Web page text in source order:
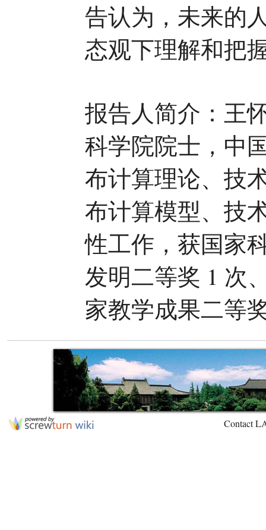
告认为，未来的
态观下理解和把
报告人简介：王
科学院院士，中
布计算理论、技
布计算模型、技
性工作，获国家
发明二等奖 1 次
家教学成果二等
Contact